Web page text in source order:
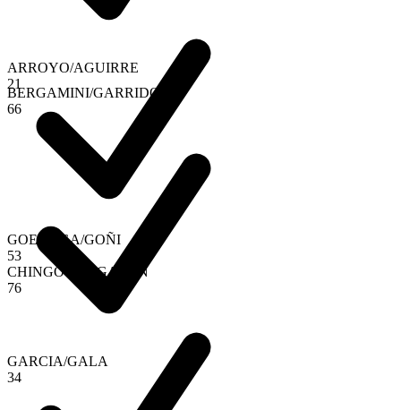
ARROYO/AGUIRRE
21
BERGAMINI/GARRIDO
66
GARCIA/GALA
34
GOENAGA/GOÑI
53
CHINGOTTO
/GALAN
76